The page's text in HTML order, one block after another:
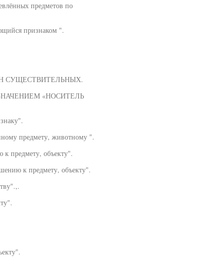
предметов по
признаком ".
СУЩЕСТВИТЕЛЬНЫХ.
«НОСИТЕЛЬ
предмету, животному ".
предмету, объекту".
к предмету, объекту".